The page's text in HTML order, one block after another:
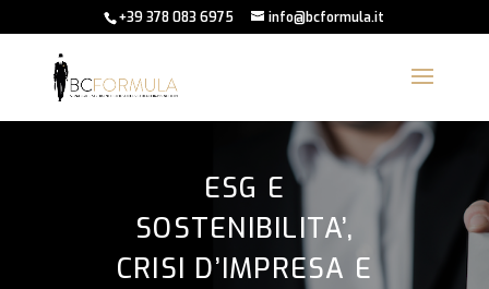
+39 378 083 6975 info@bcformula.it
ESG E
SOSTENIBILITA’,
CRISI D’IMPRESA E